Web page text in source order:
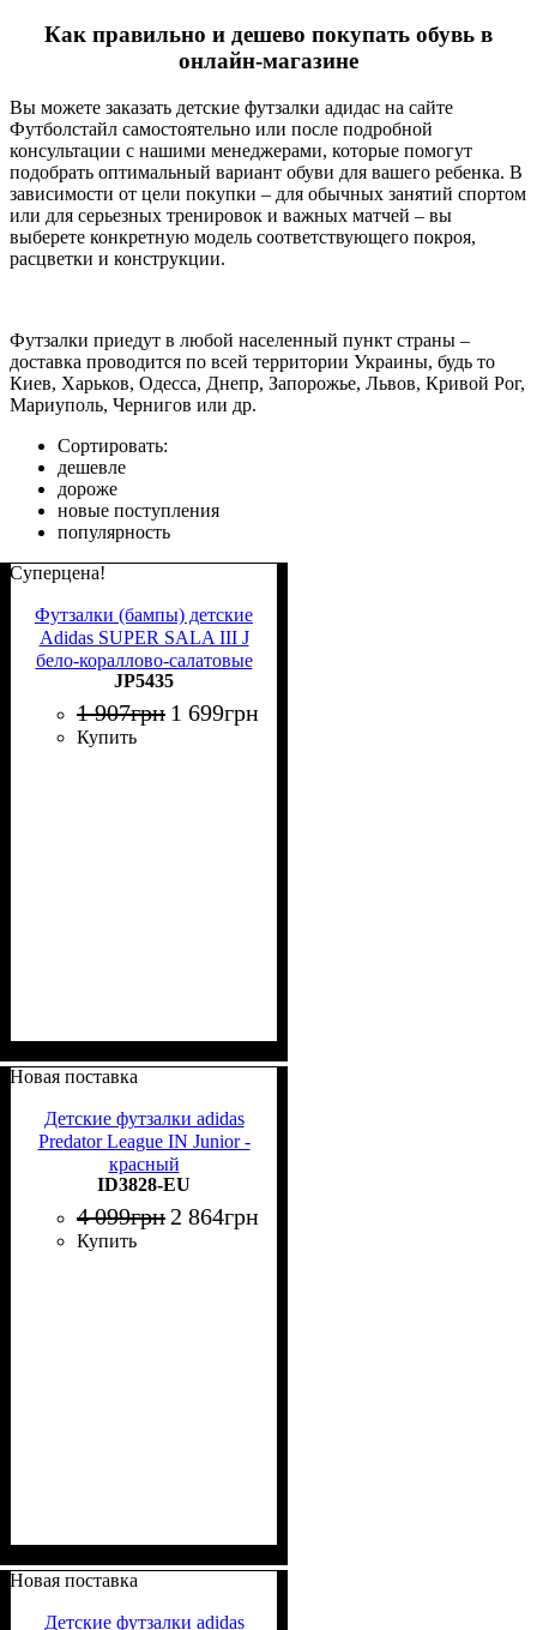
Как правильно и дешево покупать обувь в
онлайн-магазине
Вы можете заказать детские футзалки адидас на сайте
Футболстайл самостоятельно или после подробной
консультации с нашими менеджерами, которые помогут
подобрать оптимальный вариант обуви для вашего ребенка. В
зависимости от цели покупки – для обычных занятий спортом
или для серьезных тренировок и важных матчей – вы
выберете конкретную модель соответствующего покроя,
расцветки и конструкции.
Футзалки приедут в любой населенный пункт страны –
доставка проводится по всей территории Украины, будь то
Киев, Харьков, Одесса, Днепр, Запорожье, Львов, Кривой Рог,
Мариуполь, Чернигов или др.
Сортировать:
дешевле
дороже
новые поступления
популярность
Суперцена!
Футзалки (бампы) детские
Adidas SUPER SALA III J
бело-кораллово-салатовые
JP5435
JP5435
1 907грн 1 699грн
Купить
Новая поставка
Детские футзалки adidas
Predator League IN Junior -
красный
ID3828-EU
4 099грн 2 864грн
Купить
Новая поставка
Детские футзалки adidas